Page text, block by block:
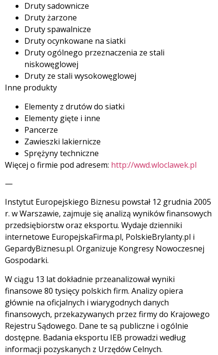
Druty sadownicze
Druty żarzone
Druty spawalnicze
Druty ocynkowane na siatki
Druty ogólnego przeznaczenia ze stali
niskowęglowej
Druty ze stali wysokowęglowej
Inne produkty
Elementy z drutów do siatki
Elementy gięte i inne
Pancerze
Zawieszki lakiernicze
Sprężyny techniczne
Więcej o firmie pod adresem: http://wwd.wloclawek.pl
—
Instytut Europejskiego Biznesu powstał 12 grudnia 2005
r. w Warszawie, zajmuje się analizą wyników finansowych
przedsiębiorstw oraz eksportu. Wydaje dzienniki
internetowe EuropejskaFirma.pl, PolskieBrylanty.pl i
GepardyBiznesu.pl. Organizuje Kongresy Nowoczesnej
Gospodarki.
W ciągu 13 lat dokładnie przeanalizował wyniki
finansowe 80 tysięcy polskich firm. Analizy opiera
głównie na oficjalnych i wiarygodnych danych
finansowych, przekazywanych przez firmy do Krajowego
Rejestru Sądowego. Dane te są publiczne i ogólnie
dostępne. Badania eksportu IEB prowadzi według
informacji pozyskanych z Urzędów Celnych.